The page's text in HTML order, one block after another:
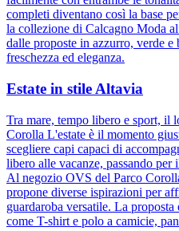
completi diventano così la base
la collezione di Calcagno Moda
dalle proposte in azzurro, verde e
freschezza ed eleganza.
Estate in stile Altavia
Tra mare, tempo libero e sport, il
Corolla L'estate è il momento
scegliere capi capaci di
libero alle vacanze, passando per
Al negozio OVS del Parco
propone diverse ispirazioni per
guardaroba versatile. La
come T-shirt e polo a camicie,